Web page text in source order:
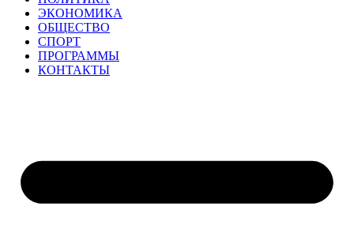
ЭКОНОМИКА
ОБЩЕСТВО
СПОРТ
ПРОГРАММЫ
КОНТАКТЫ